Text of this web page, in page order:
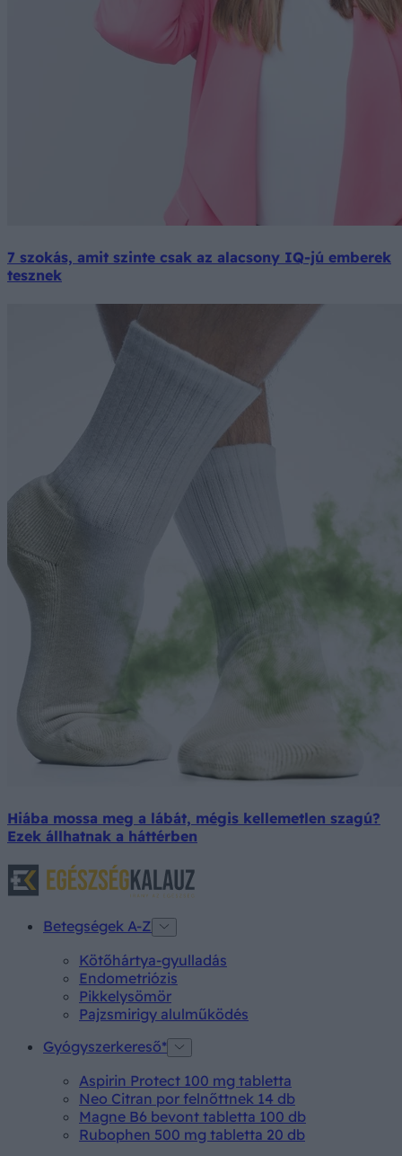
7 szokás, amit szinte csak az alacsony IQ-jú emberek
tesznek
Hiába mossa meg a lábát, mégis kellemetlen szagú?
Ezek állhatnak a háttérben
Betegségek A-Z
Kötőhártya-gyulladás
Endometriózis
Pikkelysömör
Pajzsmirigy alulműködés
Gyógyszerkereső*
Aspirin Protect 100 mg tabletta
Neo Citran por felnőttnek 14 db
Magne B6 bevont tabletta 100 db
Rubophen 500 mg tabletta 20 db